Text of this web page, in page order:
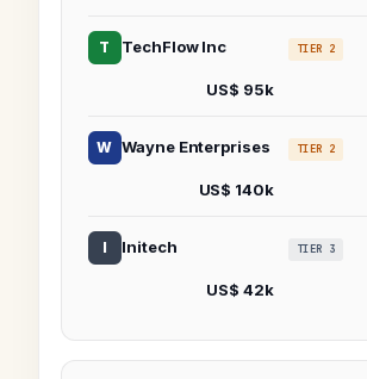
T TechFlow Inc TIER 2
US$ 95k
W Wayne Enterprises TIER 2
US$ 140k
I Initech TIER 3
US$ 42k